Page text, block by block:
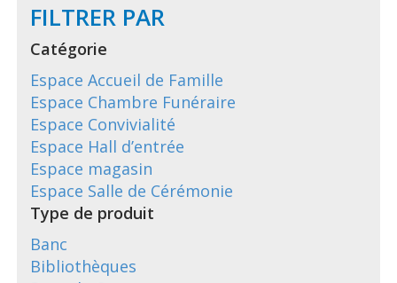
FILTRER PAR
Catégorie
Espace Accueil de Famille
Espace Chambre Funéraire
Espace Convivialité
Espace Hall d’entrée
Espace magasin
Espace Salle de Cérémonie
Type de produit
Banc
Bibliothèques